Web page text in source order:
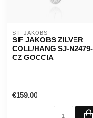
SIF JAKOBS
SIF JAKOBS ZILVER
COLL/HANG SJ-N2479-
CZ GOCCIA
€159,00